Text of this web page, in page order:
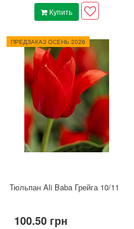
Купить
ПРЕДЗАКАЗ ОСЕНЬ 2026
Тюльпан Ali Baba Грейга 10/11
100.50 грн